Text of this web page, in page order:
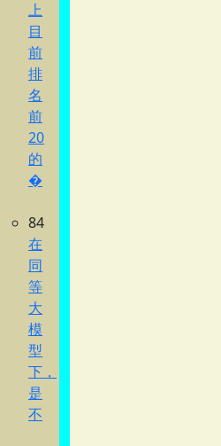
上
目
前
排
名
前
20
的
�
84
在
同
等
大
模
型
下，
是
不